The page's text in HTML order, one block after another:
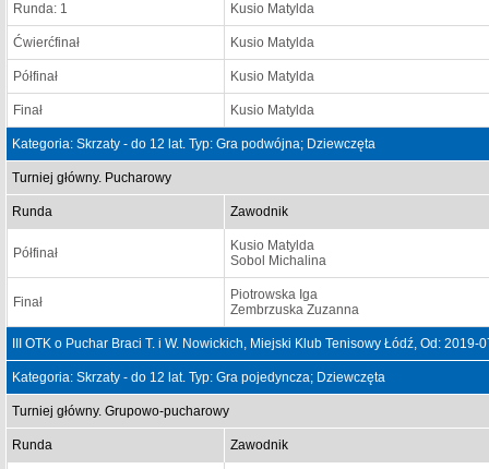
Runda: 1 Kusio Matylda
Ćwierćfinał Kusio Matylda
Półfinał Kusio Matylda
Finał Kusio Matylda
Kategoria: Skrzaty - do 12 lat. Typ: Gra podwójna; Dziewczęta
Turniej główny. Pucharowy
Runda Zawodnik
Półfinał
Kusio Matylda
Sobol Michalina
Finał
Piotrowska Iga
Zembrzuska Zuzanna
III OTK o Puchar Braci T. i W. Nowickich, Miejski Klub Tenisowy Łódź, Od:
Kategoria: Skrzaty - do 12 lat. Typ: Gra pojedyncza; Dziewczęta
Turniej główny. Grupowo-pucharowy
Runda Zawodnik